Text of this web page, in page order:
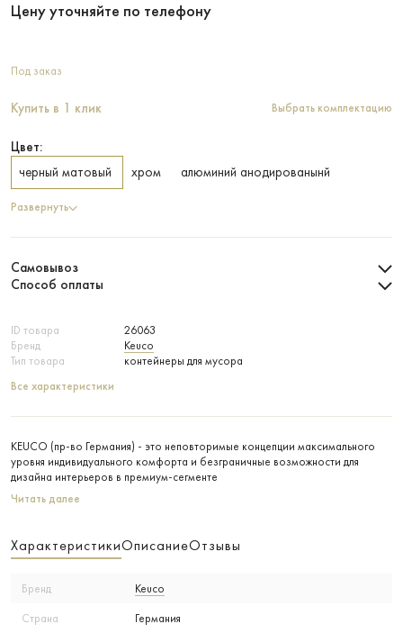
ID товара
26063
Бренд
Keuco
Тип товара
контейнеры для мусора
Все характеристики
KEUCO (пр-во Германия) - это неповторимые концепции максимального
уровня индивидуального комфорта и безграничные возможности для
дизайна интерьеров в премиум-сегменте
Читать далее
Цену уточняйте по телефону
Под заказ
Купить в 1 клик Выбрать комплектацию
Цвет:
черный матовый
хром алюминий анодированынй
Развернуть
Самовывоз
Способ оплаты
ХарактеристикиОписаниеОтзывы
Бренд Keuco
Страна Германия